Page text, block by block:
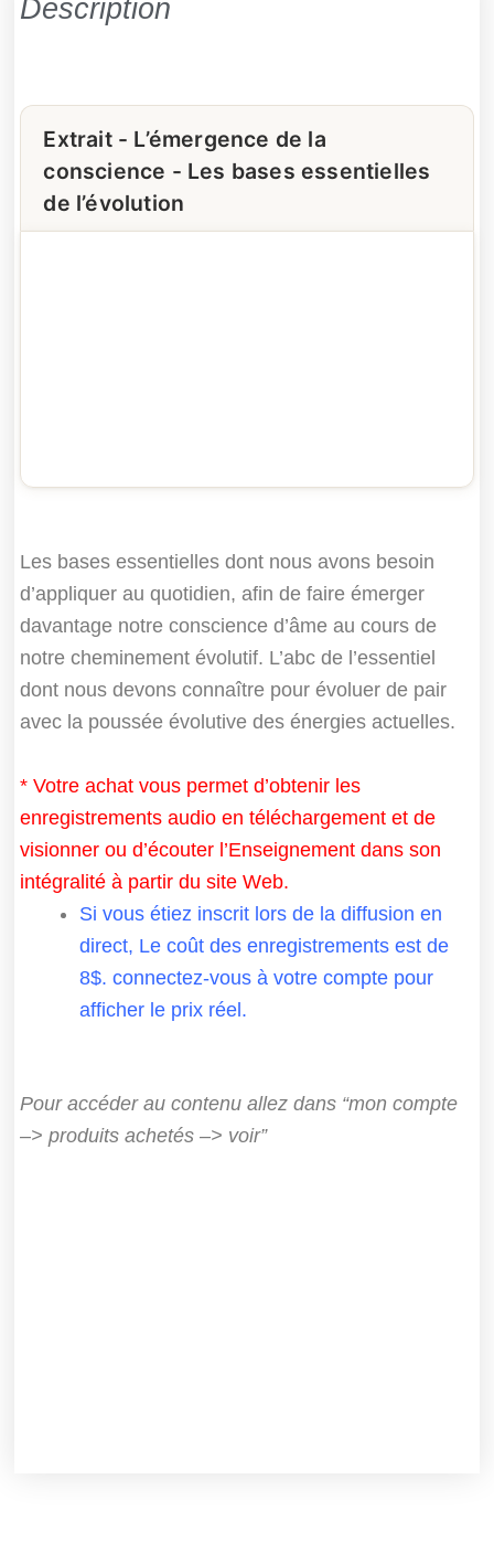
essentielles
l’évolution
Description
Extrait - L’émergence de la
conscience - Les bases essentielles
de l’évolution
Les bases essentielles dont nous avons besoin
d’appliquer au quotidien, afin de faire émerger
davantage notre conscience d’âme au cours de
notre cheminement évolutif. L’abc de l’essentiel
dont nous devons connaître pour évoluer de pair
avec la poussée évolutive des énergies actuelles.
* Votre achat vous permet d’obtenir les
enregistrements audio en téléchargement et de
visionner ou d’écouter l’Enseignement dans son
intégralité à partir du site Web.
Si vous étiez inscrit lors de la diffusion en
direct, Le coût des enregistrements est de
8$. connectez-vous à votre compte pour
afficher le prix réel.
Pour accéder au contenu allez dans “mon compte
–> produits achetés –> voir”